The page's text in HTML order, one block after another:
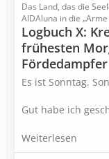
Das Land, das die
AIDAluna in die
Logbuch X:
frühesten
Es ist Sonntag.
Gut habe ich
Weiterlesen